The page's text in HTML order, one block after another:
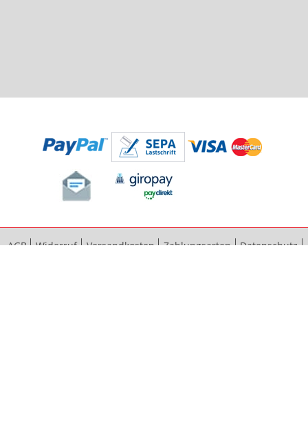
AGB Widerruf Versandkosten Zahlungsarten
Datenschutz